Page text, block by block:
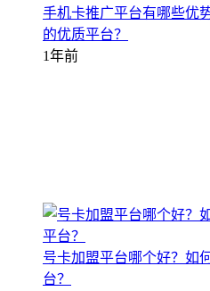
手机卡推广平台有哪些优
的优质平台？
1年前
号卡加盟平台哪个好？如
台？